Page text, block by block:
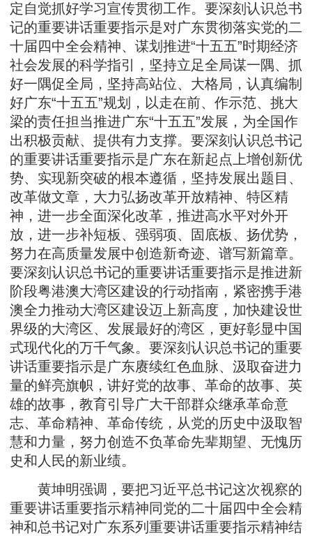
定自觉抓好学习宣传贯彻工作。要深刻认识总书
记的重要讲话重要指示是对广东贯彻落实党的二
十届四中全会精神、谋划推进“十五五”时期经济
社会发展的科学指引，坚持立足全局谋一隅、抓
好一隅促全局，坚持高站位、大格局，认真编制
好广东“十五五”规划，以走在前、作示范、挑大
梁的责任担当推进广东“十五五”发展，为全国作
出积极贡献、提供有力支撑。要深刻认识总书记
的重要讲话重要指示是广东在新起点上增创新优
势、实现新突破的根本遵循，坚持发展出题目、
改革做文章，大力弘扬改革开放精神、特区精
神，进一步全面深化改革，推进高水平对外开
放，进一步补短板、强弱项、固底板、扬优势，
努力在高质量发展中创造新奇迹、谱写新篇章。
要深刻认识总书记的重要讲话重要指示是推进新
阶段粤港澳大湾区建设的行动指南，紧密携手港
澳全力推动大湾区建设迈上新高度，加快建设世
界级的大湾区、发展最好的湾区，更好彰显中国
式现代化的万千气象。要深刻认识总书记的重要
讲话重要指示是广东赓续红色血脉、汲取奋进力
量的鲜亮旗帜，讲好党的故事、革命的故事、英
雄的故事，教育引导广大干部群众继承革命意
志、革命精神、革命传统，从党的历史中汲取智
慧和力量，努力创造不负革命先辈期望、无愧历
史和人民的新业绩。
黄坤明强调，要把习近平总书记这次视察的
重要讲话重要指示精神同党的二十届四中全会精
神和总书记对广东系列重要讲话重要指示精神结